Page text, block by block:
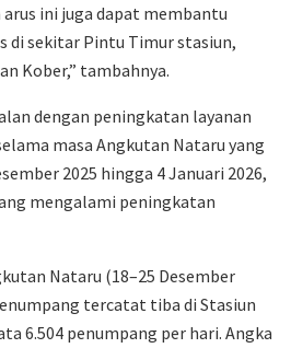
ini juga dapat membantu
di sekitar Pintu Timur stasiun,
Kober,” tambahnya.
dengan peningkatan layanan
masa Angkutan Nataru yang
2025 hingga 4 Januari 2026,
mengalami peningkatan
Nataru (18–25 Desember
tercatat tiba di Stasiun
6.504 penumpang per hari. Angka